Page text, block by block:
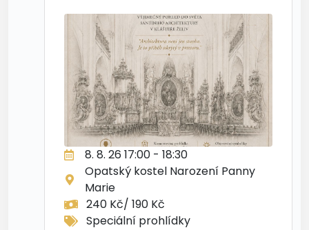
8. 8. 26 17:00 - 18:30
Opatský kostel Narození Panny
Marie
240 Kč/ 190 Kč
Speciální prohlídky